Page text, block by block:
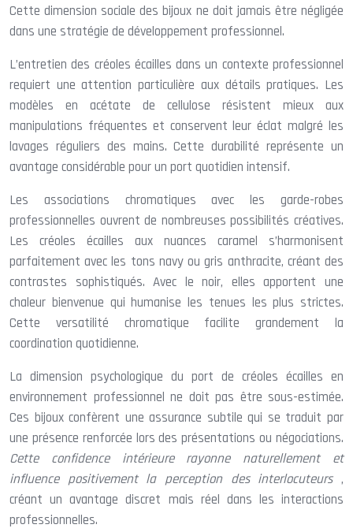
Cette dimension sociale des bijoux ne doit jamais être négligée
dans une stratégie de développement professionnel.
L’entretien des créoles écailles dans un contexte professionnel
requiert une attention particulière aux détails pratiques. Les
modèles en acétate de cellulose résistent mieux aux
manipulations fréquentes et conservent leur éclat malgré les
lavages réguliers des mains. Cette durabilité représente un
avantage considérable pour un port quotidien intensif.
Les associations chromatiques avec les garde-robes
professionnelles ouvrent de nombreuses possibilités créatives.
Les créoles écailles aux nuances caramel s’harmonisent
parfaitement avec les tons navy ou gris anthracite, créant des
contrastes sophistiqués. Avec le noir, elles apportent une
chaleur bienvenue qui humanise les tenues les plus strictes.
Cette versatilité chromatique facilite grandement la
coordination quotidienne.
La dimension psychologique du port de créoles écailles en
environnement professionnel ne doit pas être sous-estimée.
Ces bijoux confèrent une assurance subtile qui se traduit par
une présence renforcée lors des présentations ou négociations.
Cette confidence intérieure rayonne naturellement et
influence positivement la perception des interlocuteurs ,
créant un avantage discret mais réel dans les interactions
professionnelles.